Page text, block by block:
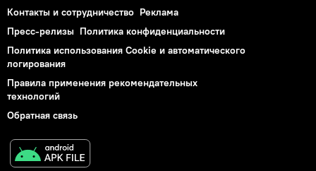
Контакты и сотрудничество Реклама
Пресс-релизы Политика конфиденциальности
Политика использования Cookie и автоматического
логирования
Правила применения рекомендательных
технологий
Обратная связь